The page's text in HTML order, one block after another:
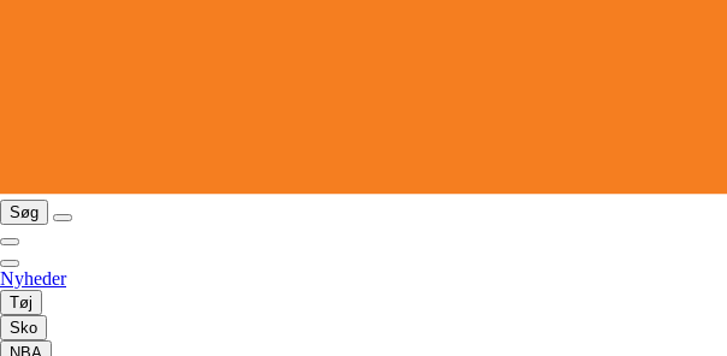
Søg
Nyheder
Tøj
Sko